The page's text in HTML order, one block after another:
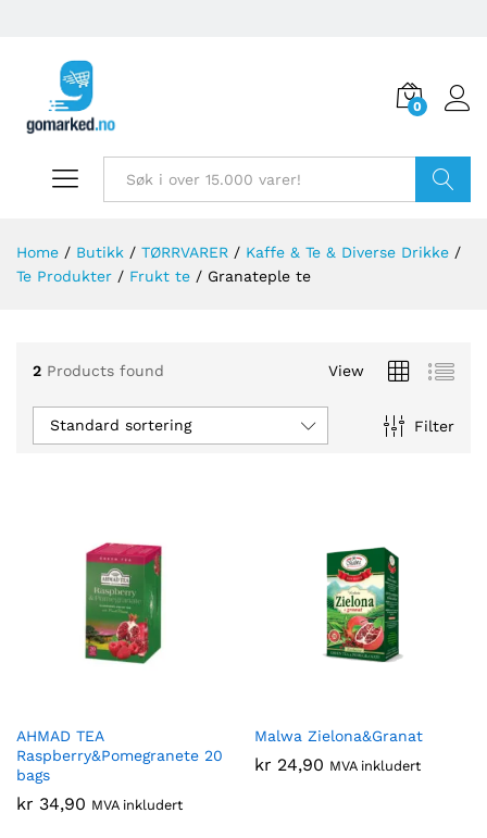
0
Home / Butikk / TØRRVARER / Kaffe & Te & Diverse Drikke /
Te Produkter / Frukt te / Granateple te
2 Products found View
Filter
Standard sortering
AHMAD TEA
Raspberry&Pomegranete 20
bags
kr 34,90 MVA inkludert
Malwa Zielona&Granat
kr 24,90 MVA inkludert